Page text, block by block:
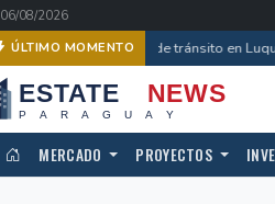
06/08/2026
ÚLTIMO MOMENTODesvíos de tránsito en
MERCADO PROYECTOS